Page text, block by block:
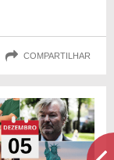
COMPARTILHAR